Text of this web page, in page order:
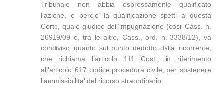
Tribunale non abbia espressamente qualificato
l’azione, e percio’ la qualificazione spetti a questa
Corte, quale giudice dell’impugnazione (cosi’ Cass. n.
26919/09 e, tra le altre, Cass., ord. n. 3338/12), va
condiviso quanto sul punto dedotto dalla ricorrente,
che richiama l’articolo 111 Cost., in riferimento
all’articolo 617 codice procedura civile, per sostenere
l’ammissibilita’ del ricorso straordinario.